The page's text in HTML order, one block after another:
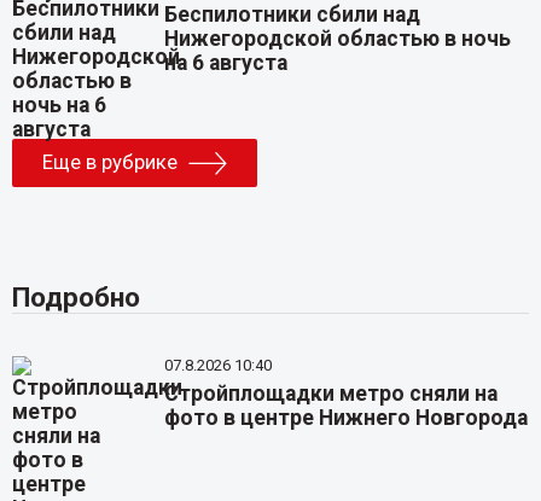
Беспилотники сбили над
Нижегородской областью в ночь
на 6 августа
Еще в рубрике
Подробно
07.8.2026 10:40
Стройплощадки метро сняли на
фото в центре Нижнего Новгорода